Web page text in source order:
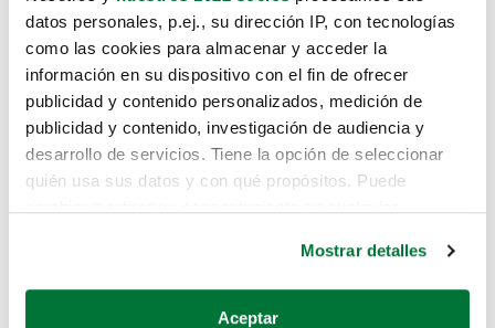
datos personales, p.ej., su dirección IP, con tecnologías
como las cookies para almacenar y acceder la
información en su dispositivo con el fin de ofrecer
publicidad y contenido personalizados, medición de
publicidad y contenido, investigación de audiencia y
desarrollo de servicios. Tiene la opción de seleccionar
quién usa sus datos y con qué propósitos. Puede
Si lo permite, también quisiéramos:
Mostrar detalles
Aceptar
Lo sentimos, no sabemos como
te hemos traido hasta aquí.
Pero puedes encontrar el coche que estás
buscando en alguno de estos enlaces:
Coches de segunda mano